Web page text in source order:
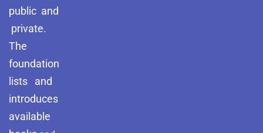
public and
private.
The
foundation
lists and
introduces
available